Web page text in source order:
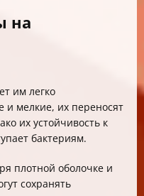
на
им легко
и мелкие, их переносят
их устойчивость к
бактериям.
плотной оболочке и
сохранять